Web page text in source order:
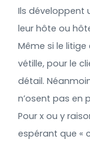
Ils développent
leur hôte ou
Même si le
vétille, pour le
détail.
n’osent pas en
Pour x ou y
espérant que «